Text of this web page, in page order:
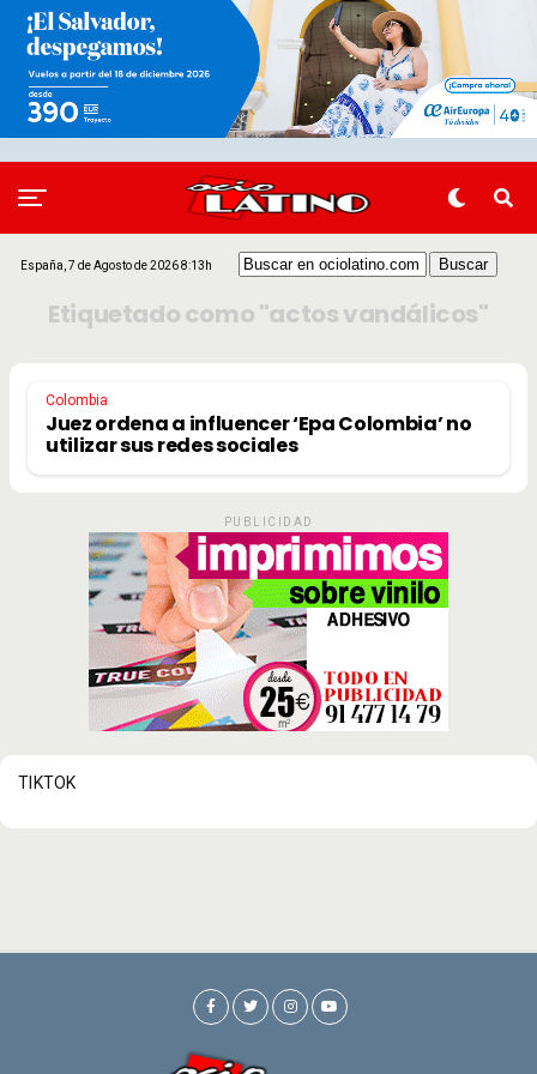
España, 7 de Agosto de 2026 8:13h
Etiquetado como "actos vandálicos"
Colombia
Juez ordena a influencer ‘Epa Colombia’ no
utilizar sus redes sociales
PUBLICIDAD
TIKTOK